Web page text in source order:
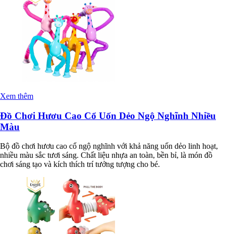
Xem thêm
Đồ Chơi Hươu Cao Cổ Uốn Dẻo Ngộ Nghĩnh Nhiều
Màu
Bộ đồ chơi hươu cao cổ ngộ nghĩnh với khả năng uốn dẻo linh hoạt,
nhiều màu sắc tươi sáng. Chất liệu nhựa an toàn, bền bỉ, là món đồ
chơi sáng tạo và kích thích trí tưởng tượng cho bé.